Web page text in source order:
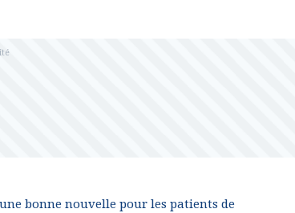
bonne nouvelle pour les patients de